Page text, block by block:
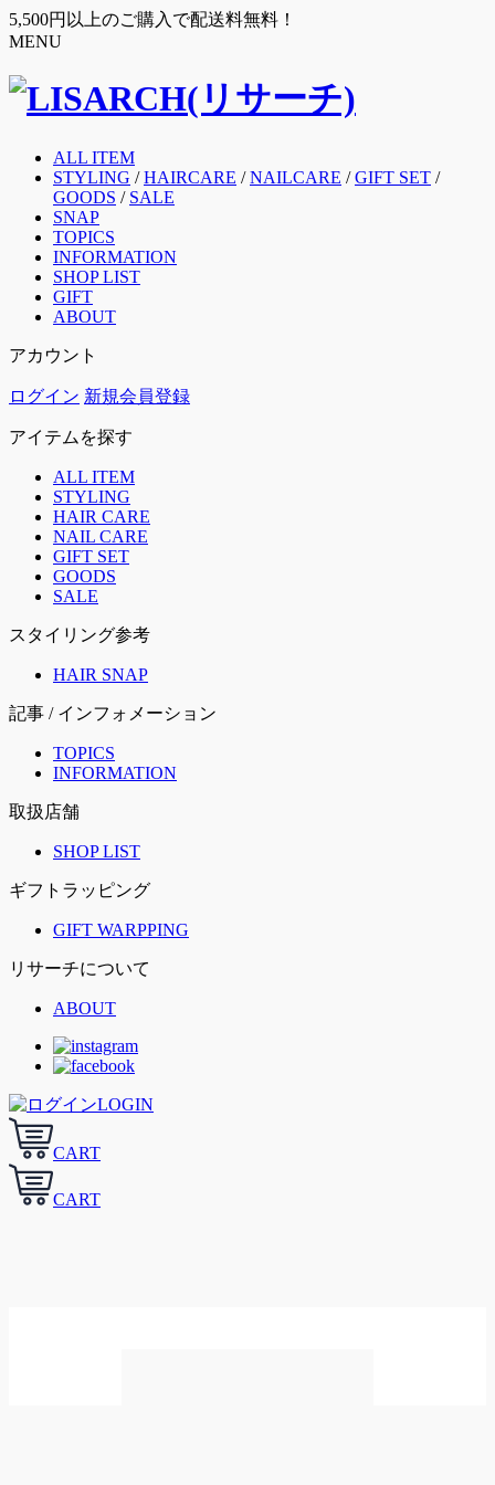
5,500円以上のご購入で配送料無料！
MENU
ALL ITEM
STYLING /HAIRCARE /NAILCARE /GIFT SET /
GOODS / SALE
SNAP
TOPICS
INFORMATION
SHOP LIST
GIFT
ABOUT
アカウント
ログイン 新規会員登録
アイテムを探す
ALL ITEM
STYLING
HAIR CARE
NAIL CARE
GIFT SET
GOODS
SALE
スタイリング参考
HAIR SNAP
記事 / インフォメーション
TOPICS
INFORMATION
取扱店舗
SHOP LIST
ギフトラッピング
GIFT WARPPING
リサーチについて
ABOUT
LOGIN
CART
CART